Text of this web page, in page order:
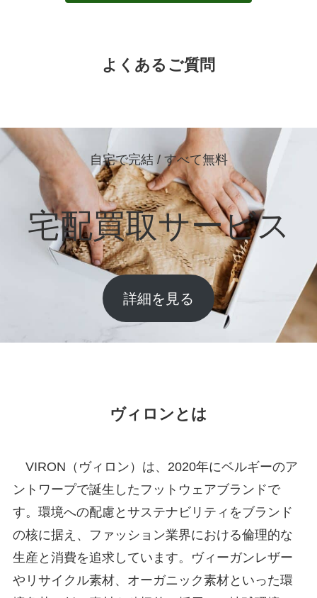
よくあるご質問
自宅で完結 / すべて無料
宅配買取サービス
詳細を見る
ヴィロンとは
VIRON（ヴィロン）は、2020年にベルギーのア
ントワープで誕生したフットウェアブランドで
す。環境への配慮とサステナビリティをブランド
の核に据え、ファッション業界における倫理的な
生産と消費を追求しています。ヴィーガンレザー
やリサイクル素材、オーガニック素材といった環